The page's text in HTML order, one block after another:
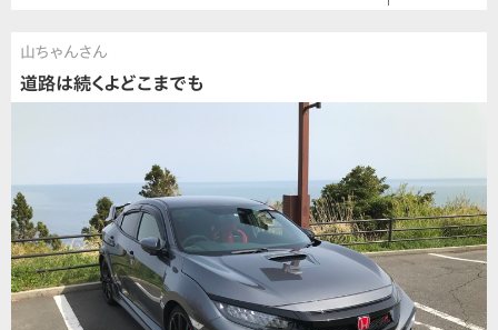
山ちゃんさん
道路は続くよどこまでも